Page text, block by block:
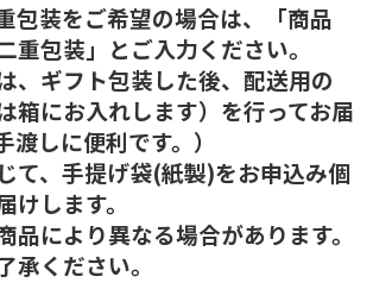
包装をご希望の場合は、「商品
重包装」とご入力ください。
、ギフト包装した後、配送用の
箱にお入れします）を行ってお届
渡しに便利です。）
て、手提げ袋(紙製)をお申込み個
けします。
により異なる場合があります。
承ください。